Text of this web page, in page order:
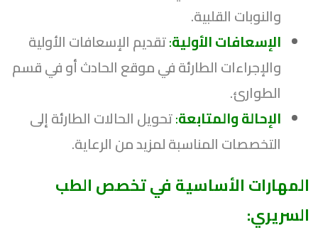
والنوبات القلبية.
الإسعافات الأولية:تقديم الإسعافات الأولية
والإجراءات الطارئة في موقع الحادث أو في قسم
الطوارئ.
الإحالة والمتابعة:تحويل الحالات الطارئة إلى
التخصصات المناسبة لمزيد من الرعاية.
المهارات الأساسية في تخصص الطب
السريري: